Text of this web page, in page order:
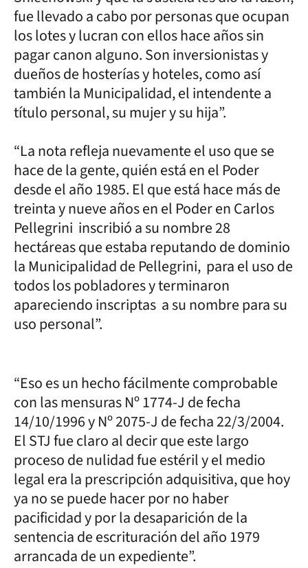
fue llevado a cabo por personas que ocupan
los lotes y lucran con ellos hace años sin
pagar canon alguno. Son inversionistas y
dueños de hosterías y hoteles, como así
también la Municipalidad, el intendente a
título personal, su mujer y su hija”.
“La nota refleja nuevamente el uso que se
hace de la gente, quién está en el Poder
desde el año 1985. El que está hace más de
treinta y nueve años en el Poder en Carlos
Pellegrini inscribió a su nombre 28
hectáreas que estaba reputando de dominio
la Municipalidad de Pellegrini, para el uso de
todos los pobladores y terminaron
apareciendo inscriptas a su nombre para su
uso personal”.
“Eso es un hecho fácilmente comprobable
con las mensuras Nº 1774-J de fecha
14/10/1996 y Nº 2075-J de fecha 22/3/2004.
El STJ fue claro al decir que este largo
proceso de nulidad fue estéril y el medio
legal era la prescripción adquisitiva, que hoy
ya no se puede hacer por no haber
pacificidad y por la desaparición de la
sentencia de escrituración del año 1979
arrancada de un expediente”.